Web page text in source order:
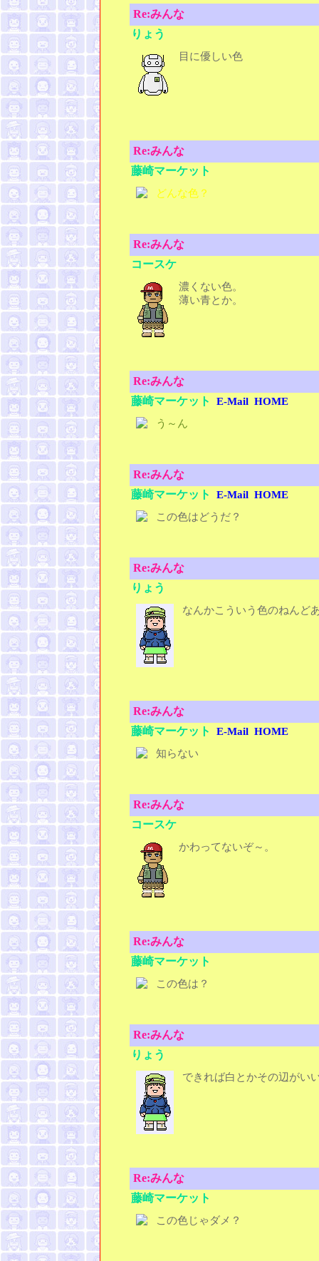
Re:みんな
りょう
目に優しい色
Re:みんな
藤崎マーケット
どんな色？
Re:みんな
コースケ
濃くない色。
薄い青とか。
Re:みんな
藤崎マーケット
E-Mail HOME
う～ん
Re:みんな
藤崎マーケット
E-Mail HOME
この色はどうだ？
Re:みんな
りょう
なんかこういう色のねんど
Re:みんな
藤崎マーケット
E-Mail HOME
知らない
Re:みんな
コースケ
かわってないぞ～。
Re:みんな
藤崎マーケット
この色は？
Re:みんな
りょう
できれば白とかその辺がい
Re:みんな
藤崎マーケット
この色じゃダメ？